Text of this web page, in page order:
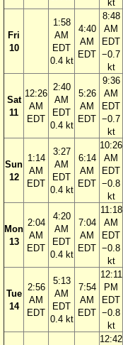
kt
Fri
10
1:58
AM
EDT
0.4 kt
4:40
AM
EDT
8:48
AM
EDT
−0.7
kt
Sat
11
12:26
AM
EDT
2:40
AM
EDT
0.4 kt
5:26
AM
EDT
9:36
AM
EDT
−0.7
kt
Sun
12
1:14
AM
EDT
3:27
AM
EDT
0.4 kt
6:14
AM
EDT
10:26
AM
EDT
−0.8
kt
Mon
13
2:04
AM
EDT
4:20
AM
EDT
0.4 kt
7:04
AM
EDT
11:18
AM
EDT
−0.8
kt
Tue
14
2:56
AM
EDT
5:13
AM
EDT
0.4 kt
7:54
AM
EDT
12:11
PM
EDT
−0.8
kt
12:42